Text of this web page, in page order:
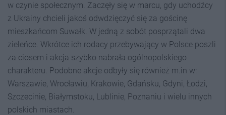
w czynie społecznym. Zaczęły się w marcu, gdy uchodźcy
z Ukrainy chcieli jakoś odwdzięczyć się za gościnę
mieszkańcom Suwałk. W jedną z sobót posprzątali dwa
zieleńce. Wkrótce ich rodacy przebywający w Polsce poszli
za ciosem i akcja szybko nabrała ogólnopolskiego
charakteru. Podobne akcje odbyły się również m.in w:
Warszawie, Wrocławiu, Krakowie, Gdańsku, Gdyni, Łodzi,
Szczecinie, Białymstoku, Lublinie, Poznaniu i wielu innych
polskich miastach.